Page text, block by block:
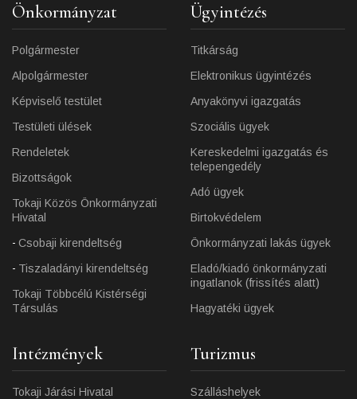
Önkormányzat
Polgármester
Alpolgármester
Képviselő testület
Testületi ülések
Rendeletek
Bizottságok
Tokaji Közös Önkormányzati
Hivatal
Csobaji kirendeltség
Tiszaladányi kirendeltség
Tokaji Többcélú Kistérségi
Társulás
Ügyintézés
Titkárság
Elektronikus ügyintézés
Anyakönyvi igazgatás
Szociális ügyek
Kereskedelmi igazgatás és
telepengedély
Adó ügyek
Birtokvédelem
Önkormányzati lakás ügyek
Eladó/kiadó önkormányzati
ingatlanok (frissítés alatt)
Hagyatéki ügyek
Intézmények
Tokaji Járási Hivatal
Turizmus
Szálláshelyek